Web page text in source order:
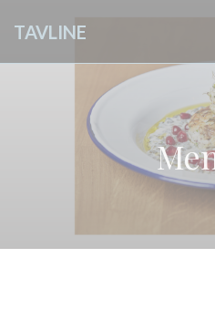
TAVLINE